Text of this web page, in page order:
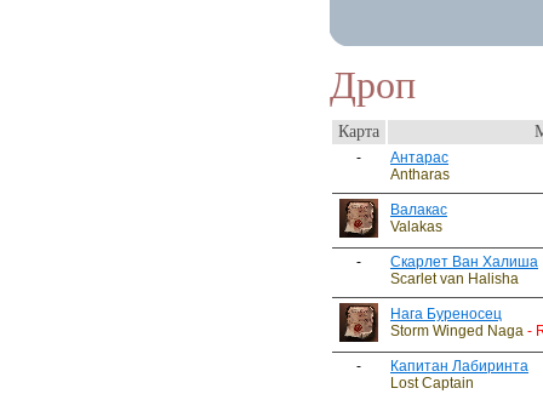
Дроп
Карта
-
Антарас
Antharas
Валакас
Valakas
-
Скарлет Ван Халиша
Scarlet van Halisha
Нага Буреносец
Storm Winged Naga -
-
Капитан Лабиринта
Lost Captain